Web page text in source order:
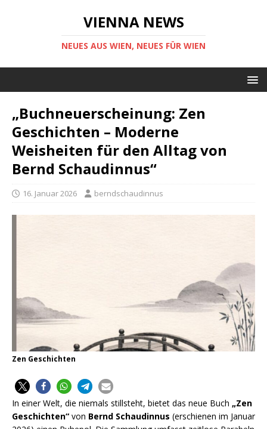
VIENNA NEWS
NEUES AUS WIEN, NEUES FÜR WIEN
„Buchneuerscheinung: Zen
Geschichten – Moderne
Weisheiten für den Alltag von
Bernd Schaudinnus“
16. Januar 2026 berndschaudinnus
Zen Geschichten
In einer Welt, die niemals stillsteht, bietet das neue Buch „Zen
Geschichten“ von Bernd Schaudinnus (erschienen im Januar